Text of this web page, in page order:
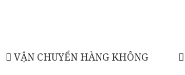
VẬN CHUYỂN HÀNG KHÔNG